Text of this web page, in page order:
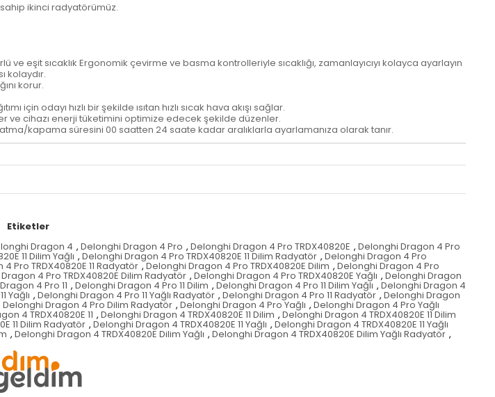
sahip ikinci radyatörümüz.
eşit sıcaklık Ergonomik çevirme ve basma kontrolleriyle sıcaklığı, zamanlayıcıyı kolayca ayarlayın
kolaydır.
korur.
için odayı hızlı bir şekilde ısıtan hızlı sıcak hava akışı sağlar.
ve cihazı enerji tüketimini optimize edecek şekilde düzenler.
kapama süresini 00 saatten 24 saate kadar aralıklarla ayarlamanıza olarak tanır.
Etiketler
Dragon 4 , Delonghi Dragon 4 Pro , Delonghi Dragon 4 Pro TRDX40820E , Delonghi Dragon 4 Pro
11 Dilim Yağlı , Delonghi Dragon 4 Pro TRDX40820E 11 Dilim Radyatör , Delonghi Dragon 4 Pro
Pro TRDX40820E 11 Radyatör , Delonghi Dragon 4 Pro TRDX40820E Dilim , Delonghi Dragon 4 Pro
4 Pro TRDX40820E Dilim Radyatör , Delonghi Dragon 4 Pro TRDX40820E Yağlı , Delonghi Dragon
4 Pro 11 , Delonghi Dragon 4 Pro 11 Dilim , Delonghi Dragon 4 Pro 11 Dilim Yağlı , Delonghi Dragon 4
Yağlı , Delonghi Dragon 4 Pro 11 Yağlı Radyatör , Delonghi Dragon 4 Pro 11 Radyatör , Delonghi Dragon
Delonghi Dragon 4 Pro Dilim Radyatör , Delonghi Dragon 4 Pro Yağlı , Delonghi Dragon 4 Pro Yağlı
4 TRDX40820E 11 , Delonghi Dragon 4 TRDX40820E 11 Dilim , Delonghi Dragon 4 TRDX40820E 11 Dilim
11 Dilim Radyatör , Delonghi Dragon 4 TRDX40820E 11 Yağlı , Delonghi Dragon 4 TRDX40820E 11 Yağlı
, Delonghi Dragon 4 TRDX40820E Dilim Yağlı , Delonghi Dragon 4 TRDX40820E Dilim Yağlı Radyatör ,